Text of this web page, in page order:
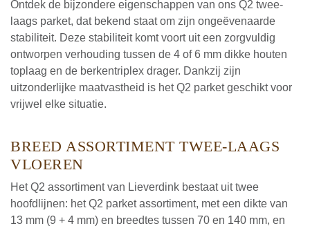
Ontdek de bijzondere eigenschappen van ons Q2 twee-
laags parket, dat bekend staat om zijn ongeëvenaarde
stabiliteit. Deze stabiliteit komt voort uit een zorgvuldig
ontworpen verhouding tussen de 4 of 6 mm dikke houten
toplaag en de berkentriplex drager. Dankzij zijn
uitzonderlijke maatvastheid is het Q2 parket geschikt voor
vrijwel elke situatie.
BREED ASSORTIMENT TWEE-LAAGS
VLOEREN
Het Q2 assortiment van Lieverdink bestaat uit twee
hoofdlijnen: het Q2 parket assortiment, met een dikte van
13 mm (9 + 4 mm) en breedtes tussen 70 en 140 mm, en